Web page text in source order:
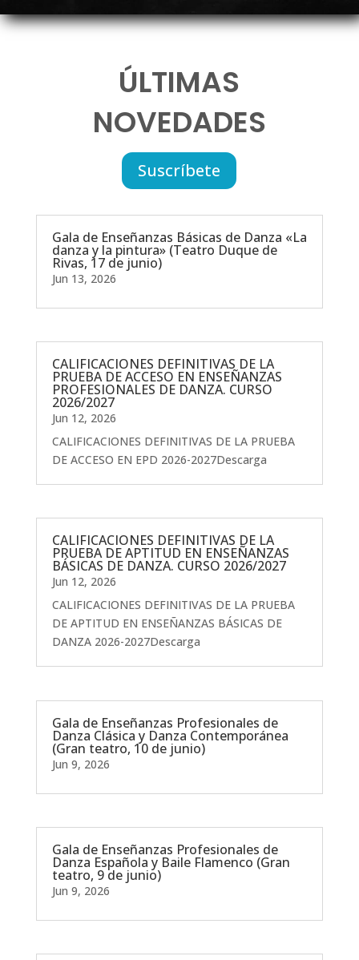
ÚLTIMAS
NOVEDADES
Suscríbete
Gala de Enseñanzas Básicas de Danza «La
danza y la pintura» (Teatro Duque de
Rivas, 17 de junio)
Jun 13, 2026
CALIFICACIONES DEFINITIVAS DE LA
PRUEBA DE ACCESO EN ENSEÑANZAS
PROFESIONALES DE DANZA. CURSO
2026/2027
Jun 12, 2026
CALIFICACIONES DEFINITIVAS DE LA PRUEBA
DE ACCESO EN EPD 2026-2027Descarga
CALIFICACIONES DEFINITIVAS DE LA
PRUEBA DE APTITUD EN ENSEÑANZAS
BÁSICAS DE DANZA. CURSO 2026/2027
Jun 12, 2026
CALIFICACIONES DEFINITIVAS DE LA PRUEBA
DE APTITUD EN ENSEÑANZAS BÁSICAS DE
DANZA 2026-2027Descarga
Gala de Enseñanzas Profesionales de
Danza Clásica y Danza Contemporánea
(Gran teatro, 10 de junio)
Jun 9, 2026
Gala de Enseñanzas Profesionales de
Danza Española y Baile Flamenco (Gran
teatro, 9 de junio)
Jun 9, 2026